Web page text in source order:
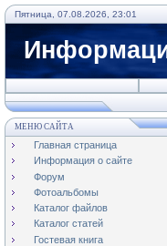
Пятница, 07.08.2026, 23:01
МЕНЮ САЙТА
Главная страница
Информация о сайте
Форум
Фотоальбомы
Каталог файлов
Каталог статей
Гостевая книга